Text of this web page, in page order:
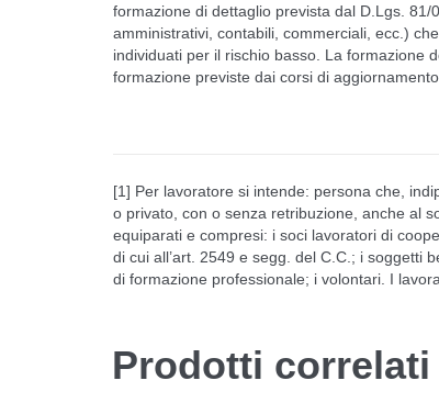
formazione di dettaglio prevista dal D.Lgs.
amministrativi, contabili, commerciali, ecc.)
individuati per il rischio basso. La formazione
formazione previste dai corsi di
[1] Per lavoratore si intende: persona che,
o privato, con o senza retribuzione, anche al
equiparati e compresi: i soci lavoratori di
di cui all’art. 2549 e segg. del C.C.; i soggetti
di formazione professionale; i volontari. I
Prodotti correlati